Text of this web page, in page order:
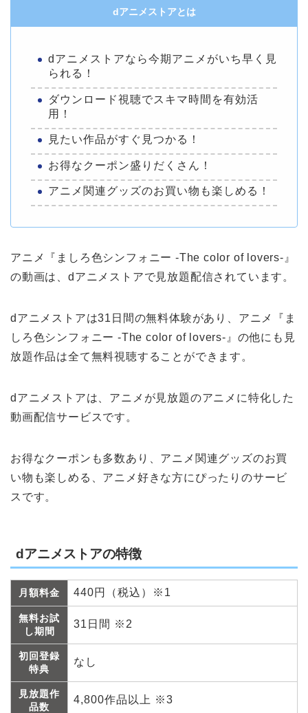
dアニメストアとは
dアニメストアなら今期アニメがいち早く見
られる！
ダウンロード視聴でスキマ時間を有効活
用！
見たい作品がすぐ見つかる！
お得なクーポン盛りだくさん！
アニメ関連グッズのお買い物も楽しめる！
アニメ『ましろ色シンフォニー -The color of lovers-』
の動画は、dアニメストアで見放題配信されています。
dアニメストアは31日間の無料体験があり、アニメ『ま
しろ色シンフォニー -The color of lovers-』の他にも見
放題作品は全て無料視聴することができます。
dアニメストアは、アニメが見放題のアニメに特化した
動画配信サービスです。
お得なクーポンも多数あり、アニメ関連グッズのお買
い物も楽しめる、アニメ好きな方にぴったりのサービ
スです。
dアニメストアの特徴
月額料金 440円（税込）※1
無料お試
し期間
31日間 ※2
初回登録
特典
なし
見放題作
品数
4,800作品以上 ※3